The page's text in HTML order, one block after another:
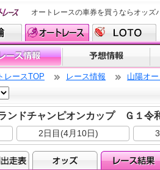
オートレースの車券を買うならオッズ
レースTOP レース情報 山陽オ
ンドチャンピオンカップ Ｇ１令
2日目(4月10日)